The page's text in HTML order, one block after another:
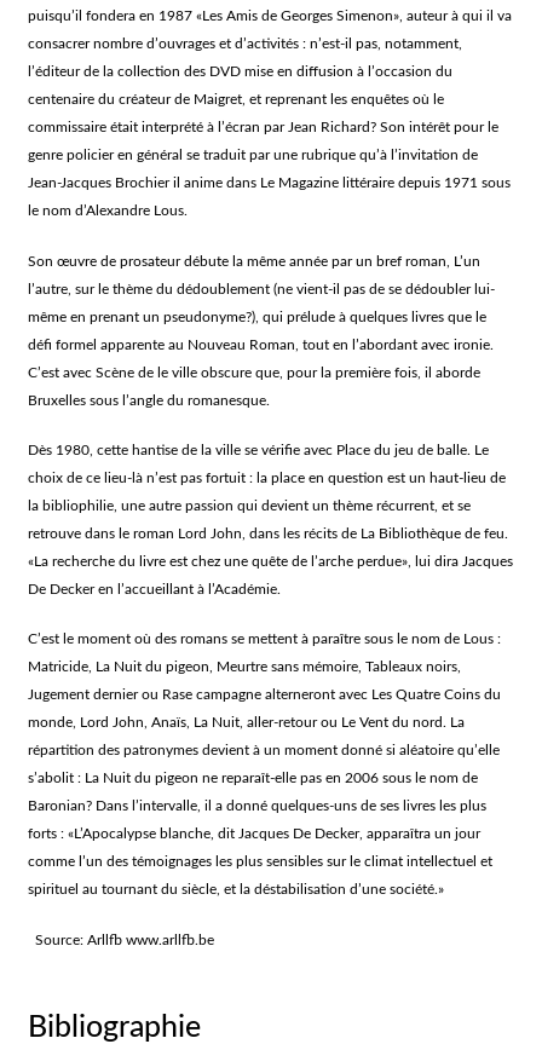
puisqu’il fondera en 1987 «Les Amis de Georges Simenon», auteur à qui il va
consacrer nombre d’ouvrages et d’activités : n’est-il pas, notamment,
l’éditeur de la collection des DVD mise en diffusion à l’occasion du
centenaire du créateur de Maigret, et reprenant les enquêtes où le
commissaire était interprété à l’écran par Jean Richard? Son intérêt pour le
genre policier en général se traduit par une rubrique qu’à l’invitation de
Jean-Jacques Brochier il anime dans Le Magazine littéraire depuis 1971 sous
le nom d’Alexandre Lous.
Son œuvre de prosateur débute la même année par un bref roman, L’un
l’autre , sur le thème du dédoublement (ne vient-il pas de se dédoubler lui-
même en prenant un pseudonyme?), qui prélude à quelques livres que le
défi formel apparente au Nouveau Roman, tout en l’abordant avec ironie.
C’est avecScène de le ville obscure que, pour la première fois, il aborde
Bruxelles sous l’angle du romanesque.
Dès 1980, cette hantise de la ville se vérifie avec Place du jeu de balle. Le
choix de ce lieu-là n’est pas fortuit : la place en question est un haut-lieu de
la bibliophilie, une autre passion qui devient un thème récurrent, et se
retrouve dans le roman Lord John , dans les récits de La Bibliothèque de feu.
«La recherche du livre est chez une quête de l’arche perdue», lui dira Jacques
De Decker en l’accueillant à l’Académie.
C’est le moment où des romans se mettent à paraître sous le nom de Lous :
Matricide, La Nuit du pigeon, Meurtre sans mémoire,Tableaux noirs,
Jugement dernierou Rase campagne alterneront avec Les Quatre Coins du
monde, Lord John,Anaïs, La Nuit, aller-retourou Le Vent du nord. La
répartition des patronymes devient à un moment donné si aléatoire qu’elle
s’abolit : La Nuit du pigeon ne reparaît-elle pas en 2006 sous le nom de
Baronian? Dans l’intervalle, il a donné quelques-uns de ses livres les plus
forts : «L’Apocalypse blanche, dit Jacques De Decker, apparaîtra un jour
comme l’un des témoignages les plus sensibles sur le climat intellectuel et
spirituel au tournant du siècle, et la déstabilisation d’une société.»
Source: Arllfb www.arllfb.be
Bibliographie